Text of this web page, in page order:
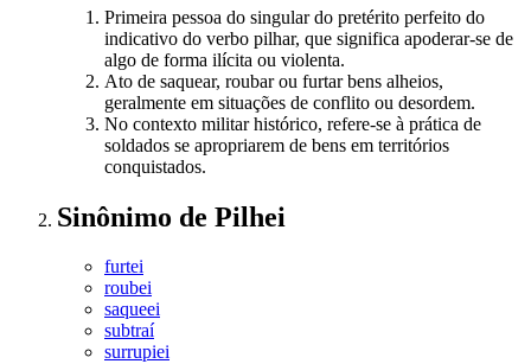
Primeira pessoa do singular do pretérito perfeito do
indicativo do verbo pilhar, que significa apoderar-se de
algo de forma ilícita ou violenta.
Ato de saquear, roubar ou furtar bens alheios,
geralmente em situações de conflito ou desordem.
No contexto militar histórico, refere-se à prática de
soldados se apropriarem de bens em territórios
conquistados.
Sinônimo de Pilhei
furtei
roubei
saqueei
subtraí
surrupiei